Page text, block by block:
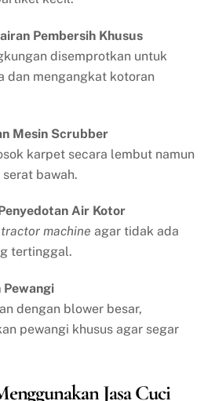
Pembersih Khusus
disemprotkan untuk
dan mengangkat kotoran
Mesin Scrubber
karpet secara lembut namun
bawah.
Air Kotor
machine agar tidak ada
tertinggal.
Pewangi
dengan blower besar,
pewangi khusus agar segar
Jasa Cuci